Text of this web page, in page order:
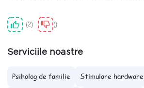
2
Serviciile noastre
Psiholog de familie Stimulare hardware